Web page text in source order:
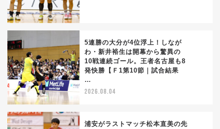
5連勝の大分が4位浮上！しなが
わ・新井裕生は開幕から驚異の
10戦連続ゴール。王者名古屋も8
発快勝【Ｆ1第10節｜試合結果
…
2026.08.04
浦安がラストマッチ松本直美の先